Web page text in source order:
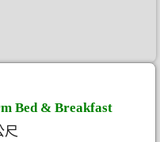
Bed & Breakfast
尺